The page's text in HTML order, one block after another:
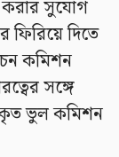
করার সুযোগ
দিতে
কমিশন
সঙ্গে
ভুল কমিশন